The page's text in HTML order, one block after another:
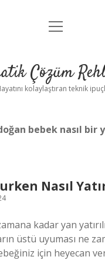
Anasayfa
Yasal Uyarı
menüyü
Çözüm
kolaylaştıran teknik
bebek nasıl bir
Nasıl
kadar yan
üstü uyuması ne
için heyecan